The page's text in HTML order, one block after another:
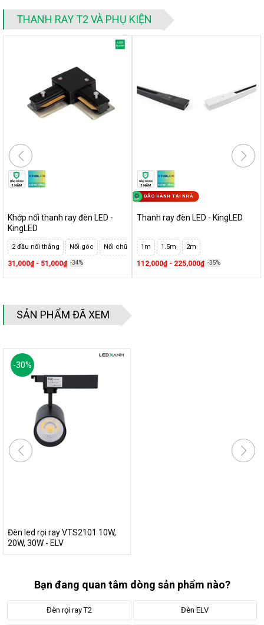
Đèn soi tranh khổ lớn nên dùng loại nào?
Đèn rọi shop quần áo - Tư vấn cách chọn đèn ray cho shop
Cách lắp đặt
Cách lắp đặt đèn soi tranh mới nhất
THANH RAY T2 VÀ PHỤ KIỆN
Khớp nối thanh ray đèn LED -
KingLED
2 đầu nối thẳng Nối góc Nối chữ T
31,000₫ - 51,000₫ -34%
BẢO HÀNH TẠI NHÀ
Thanh ray đèn LED - KingLED
1m 1.5m 2m
112,000₫ - 225,000₫ -35%
SẢN PHẨM ĐÃ XEM
-30%
Đèn led rọi ray VTS2101 10W,
20W, 30W - ELV
Bạn đang quan tâm dòng sản phẩm nào?
Đèn rọi ray T2 Đèn ELV